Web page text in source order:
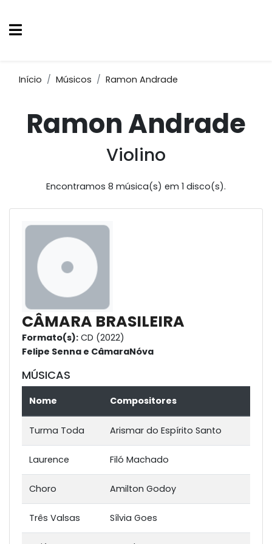
Início Músicos Ramon Andrade
Ramon Andrade
Violino
Encontramos 8 música(s) em 1 disco(s).
CÂMARA BRASILEIRA
Formato(s): CD (2022)
Felipe Senna e CâmaraNóva
MÚSICAS
Nome Compositores
Turma Toda Arismar do Espírito Santo
Laurence Filó Machado
Choro Amilton Godoy
Três Valsas Sílvia Goes